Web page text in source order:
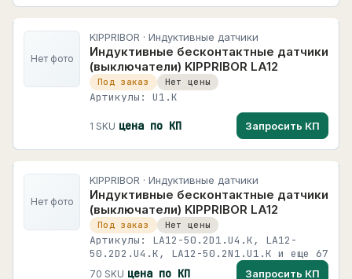
Нет фото
KIPPRIBOR · Индуктивные датчики
Индуктивные бесконтактные датчики
(выключатели) KIPPRIBOR LA12
Под заказ Нет цены
Артикулы: U1.K
1 SKU цена по КП Запросить КП
Нет фото
KIPPRIBOR · Индуктивные датчики
Индуктивные бесконтактные датчики
(выключатели) KIPPRIBOR LA12
Под заказ Нет цены
Артикулы: LA12-50.2D1.U4.K, LA12-
50.2D2.U4.K, LA12-50.2N1.U1.K и еще 67
70 SKU цена по КП Запросить КП